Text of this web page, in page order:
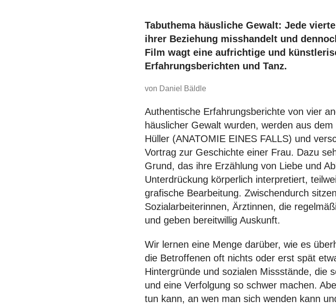
Tabuthema häusliche Gewalt: Jede
ihrer Beziehung misshandelt und
Film wagt eine aufrichtige und
Erfahrungsberichten und Tanz.
von Daniel Bäldle
Authentische Erfahrungsberichte von vier
häuslicher Gewalt wurden, werden aus
Hüller (ANATOMIE EINES FALLS) und
Vortrag zur Geschichte einer Frau. Dazu
Grund, das ihre Erzählung von Liebe und
Unterdrückung körperlich interpretiert,
grafische Bearbeitung. Zwischendurch
Sozialarbeiterinnen, Ärztinnen, die
und geben bereitwillig Auskunft.
Wir lernen eine Menge darüber, wie es
die Betroffenen oft nichts oder erst spät
Hintergründe und sozialen Missstände, die
und eine Verfolgung so schwer machen.
tun kann, an wen man sich wenden kann